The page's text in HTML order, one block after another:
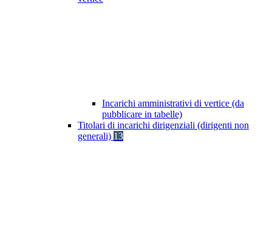
Incarichi amministrativi di vertice (da
pubblicare in tabelle)
Titolari di incarichi dirigenziali (dirigenti non
generali) 13